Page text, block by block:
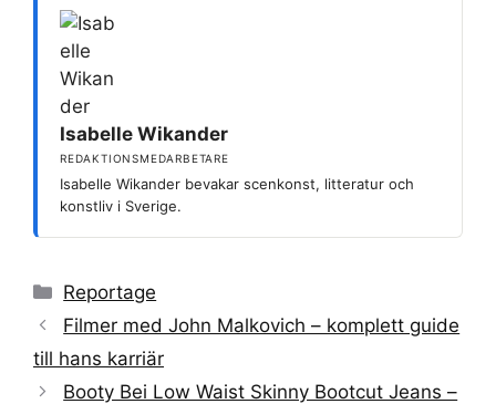
Isabelle Wikander
REDAKTIONSMEDARBETARE
Isabelle Wikander bevakar scenkonst, litteratur och
konstliv i Sverige.
Kategorier
Reportage
Filmer med John Malkovich – komplett guide
till hans karriär
Booty Bei Low Waist Skinny Bootcut Jeans –